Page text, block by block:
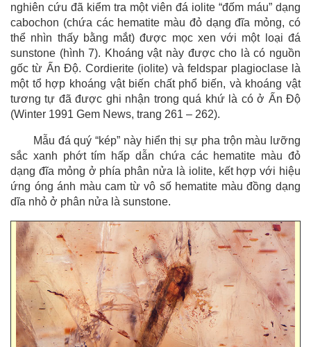
nghiên cứu đã kiểm tra một viên đá iolite “đốm máu” dạng
cabochon (chứa các hematite màu đỏ dạng đĩa mỏng, có
thể nhìn thấy bằng mắt) được mọc xen với một loại đá
sunstone (hình 7). Khoáng vật này được cho là có nguồn
gốc từ Ấn Độ. Cordierite (iolite) và feldspar plagioclase là
một tổ hợp khoáng vật biến chất phổ biến, và khoáng vật
tương tự đã được ghi nhận trong quá khứ là có ở Ấn Độ
(Winter 1991 Gem News, trang 261 – 262).
Mẫu đá quý “kép” này hiển thị sự pha trộn màu lưỡng
sắc xanh phớt tím hấp dẫn chứa các hematite màu đỏ
dạng đĩa mỏng ở phía phân nửa là iolite, kết hợp với hiệu
ứng óng ánh màu cam từ vô số hematite màu đồng dạng
dĩa nhỏ ở phân nửa là sunstone.